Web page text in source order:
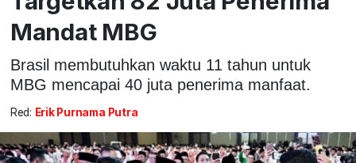
Mandat MBG
Brasil membutuhkan waktu 11 tahun untuk
MBG mencapai 40 juta penerima manfaat.
Red: Erik Purnama Putra